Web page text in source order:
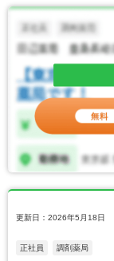
更新日：2026年5月18日
正社員 調剤薬局